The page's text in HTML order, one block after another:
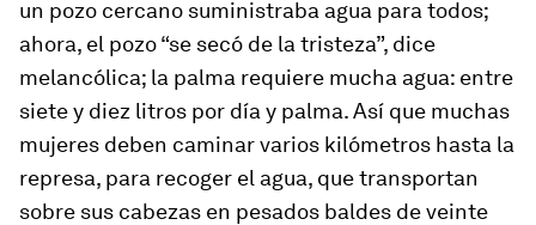
un pozo cercano suministraba agua para todos;
ahora, el pozo “se secó de la tristeza”, dice
melancólica; la palma requiere mucha agua: entre
siete y diez litros por día y palma. Así que muchas
mujeres deben caminar varios kilómetros hasta la
represa, para recoger el agua, que transportan
sobre sus cabezas en pesados baldes de veinte